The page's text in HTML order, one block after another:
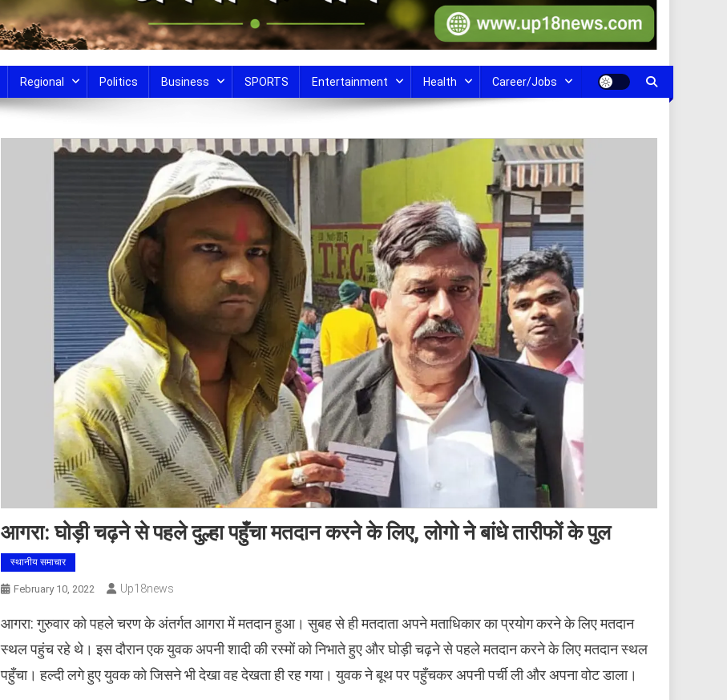
Regional Politics Business SPORTS Entertainment Health Career/Jobs
आगरा: घोड़ी चढ़ने से पहले दुल्हा पहुँचा मतदान करने के लिए, लोगो ने बांधे तारीफों के पुल
स्थानीय समाचार
February 10, 2022 Up18news
आगरा: गुरुवार को पहले चरण के अंतर्गत आगरा में मतदान हुआ। सुबह से ही मतदाता अपने मताधिकार का प्रयोग करने के लिए मतदान
स्थल पहुंच रहे थे। इस दौरान एक युवक अपनी शादी की रस्मों को निभाते हुए और घोड़ी चढ़ने से पहले मतदान करने के लिए मतदान स्थल
पहुँचा। हल्दी लगे हुए युवक को जिसने भी देखा वह देखता ही रह गया। युवक ने बूथ पर पहुँचकर अपनी पर्ची ली और अपना वोट डाला।